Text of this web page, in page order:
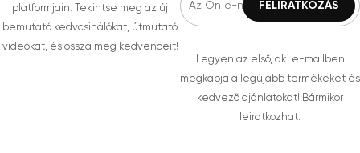
platformjain. Tekintse meg az új
bemutató kedvcsinálókat, útmutató
videókat, és ossza meg kedvenceit!
Legyen az első, aki e-mailben
megkapja a legújabb termékeket és
kedvező ajánlatokat! Bármikor
leiratkozhat.